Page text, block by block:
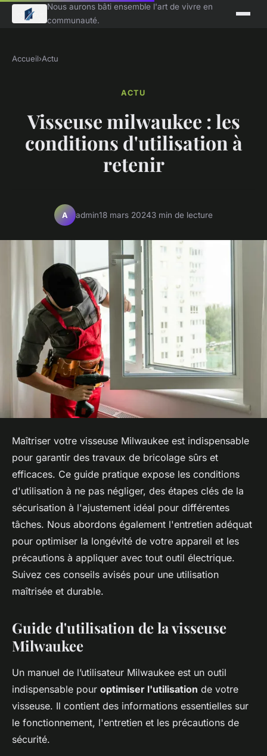
Nous aurons bâti ensemble l'art de vivre en
communauté.
Accueil›Actu
ACTU
Visseuse milwaukee : les
conditions d'utilisation à
retenir
A admin18 mars 20243 min de lecture
Maîtriser votre visseuse Milwaukee est indispensable
pour garantir des travaux de bricolage sûrs et
efficaces. Ce guide pratique expose les conditions
d'utilisation à ne pas négliger, des étapes clés de la
sécurisation à l'ajustement idéal pour différentes
tâches. Nous abordons également l'entretien adéquat
pour optimiser la longévité de votre appareil et les
précautions à appliquer avec tout outil électrique.
Suivez ces conseils avisés pour une utilisation
maîtrisée et durable.
Guide d'utilisation de la visseuse
Milwaukee
Un manuel de l’utilisateur Milwaukee est un outil
indispensable pour optimiser l'utilisation de votre
visseuse. Il contient des informations essentielles sur
le fonctionnement, l'entretien et les précautions de
sécurité.